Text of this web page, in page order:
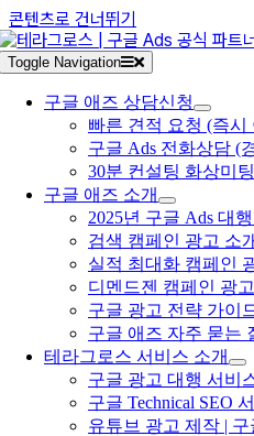
콘텐츠로 건너뛰기
Toggle Navigation
구글 애즈 상담신청
빠른 견적 요청 (즉시
구글 Ads 전화상담 (
30분 컨설팅 화상미
구글 애즈 소개
2025년 구글 Ads 대
검색 캠페인 광고 소
실적 최대화 캠페인
디멘드젠 캠페인 광
구글 광고 전략 가이
구글 애즈 자주 묻는
테라그로스 서비스 소개
구글 광고 대행 서비
구글 Technical SEO
유튜브 광고 제작 |